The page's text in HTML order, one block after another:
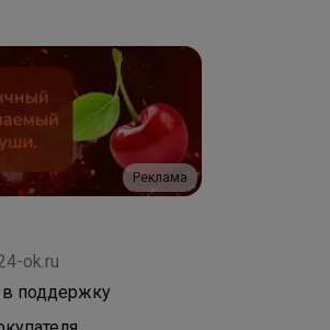
Реклама
ok.ru
в поддержку